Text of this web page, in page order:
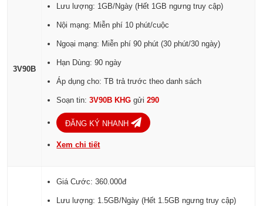
3V90B
Lưu lượng: 1GB/Ngày (Hết 1GB ngưng truy cập)
Nội mạng: Miễn phí 10 phút/cuộc
Ngoại mạng: Miễn phí 90 phút (30 phút/30 ngày)
Hạn Dùng: 90 ngày
Áp dụng cho: TB trả trước theo danh sách
Soạn tin:3V90B KHGgửi290
ĐĂNG KÝ NHANH
Xem chi tiết
Giá Cước: 360.000đ
Lưu lượng: 1.5GB/Ngày (Hết 1.5GB ngưng truy cập)